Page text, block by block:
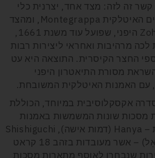
זה לזה: מצד אחד, יצרנית כלי
הכתיבה היוקרתיים האיטלקית Montegrappa, ומהצד
השני סטודיו Zohiko היפני, שפועל עוד משנת 1661,
מרהיבות ואחראי ליצירות רבות
החצר הקיסרית. התוצאה היא עט
מסורת התיאטרון היפני
אקסקלוסיבית במיוחד, הכוללת
מסכות שונות המשמשות באמנות
התיאטרון היפנית – Hanya (דמות אישה), Shishiguchi
(שֵד) ו-Shintai (אֵל) – אשר מעובדות בזהב 18 קראט
שנבחרו לאוסף מתארות מסכות